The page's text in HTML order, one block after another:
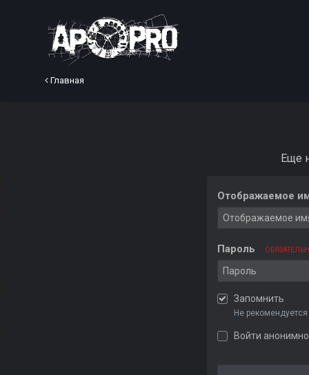
Главная
Еще
Отображаемое
Пароль
Запомнить
Не
Войти анонимно